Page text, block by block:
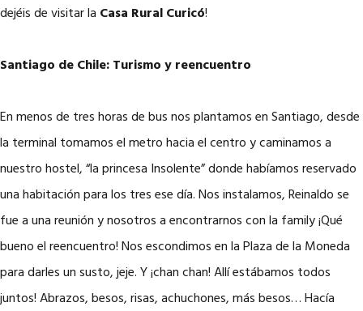
dejéis de visitar la Casa Rural Curicó!
Santiago de Chile: Turismo y reencuentro
En menos de tres horas de bus nos plantamos en Santiago, desde
la terminal tomamos el metro hacia el centro y caminamos a
nuestro hostel, “la princesa Insolente” donde habíamos reservado
una habitación para los tres ese día. Nos instalamos, Reinaldo se
fue a una reunión y nosotros a encontrarnos con la family ¡Qué
bueno el reencuentro! Nos escondimos en la Plaza de la Moneda
para darles un susto, jeje. Y ¡chan chan! Allí estábamos todos
juntos! Abrazos, besos, risas, achuchones, más besos… Hacía